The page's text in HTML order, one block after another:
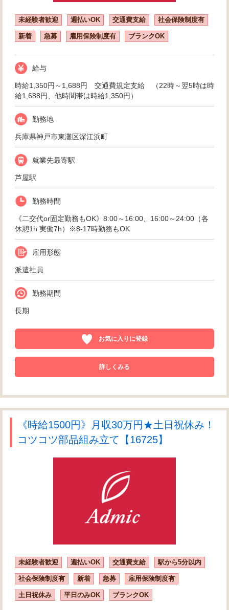
未経験者歓迎 週払いOK 交通費支給 社会保険制度有
新着 急募 雇用保険制度有 ブランクOK
給与
時給1,350円～1,688円 交通費規定支給 （22時～翌5時は時
給1,688円、他時間帯は時給1,350円）
勤務地
兵庫県神戸市東灘区深江浜町
就業先最寄駅
芦屋駅
勤務時間
《二交代or固定勤務もOK》8:00～16:00、16:00～24:00（各
休憩1h 実働7h）※8-17時勤務もOK
雇用形態
派遣社員
勤務期間
長期
お気に入りに登録
詳しくみる
《時給1500円》月収30万円★土日祝休み！
コツコツ部品組み立て【16725】
未経験者歓迎 週払いOK 交通費支給 駅から5分以内
社会保険制度有 新着 急募 雇用保険制度有
土日祝休み 平日のみOK ブランクOK